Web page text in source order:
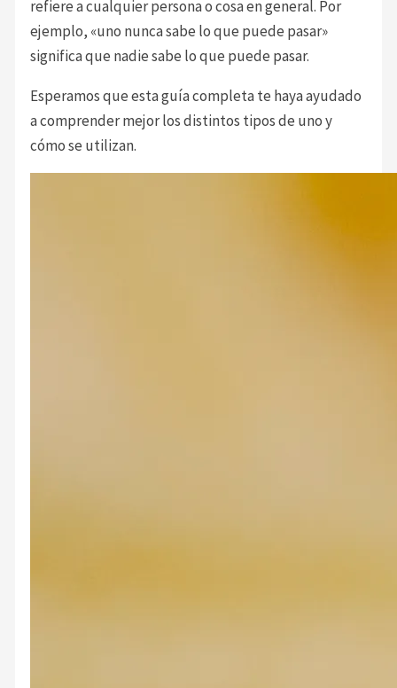
refiere a cualquier persona o cosa en general. Por
ejemplo, «uno nunca sabe lo que puede pasar»
significa que nadie sabe lo que puede pasar.
Esperamos que esta guía completa te haya ayudado
a comprender mejor los distintos tipos de uno y
cómo se utilizan.